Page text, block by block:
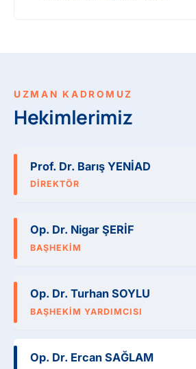
UZMAN KADROMUZ
Hekimlerimiz
Prof. Dr. Barış YENİAD
DIREKTÖR
Op. Dr. Nigar ŞERİF
BAŞHEKIM
Op. Dr. Turhan SOYLU
BAŞHEKIM YARDIMCISI
Op. Dr. Ercan SAĞLAM